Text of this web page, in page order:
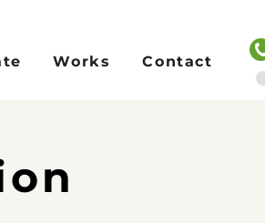
選ばれる理由
Works Contact